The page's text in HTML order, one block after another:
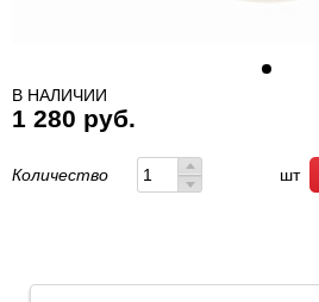
В НАЛИЧИИ
1 280 руб.
Количество шт